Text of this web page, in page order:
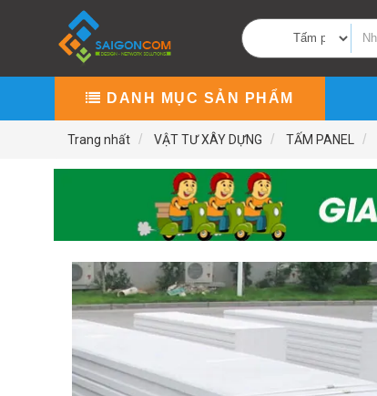
DANH MỤC SẢN PHẨM
Trang nhất VẬT TƯ XÂY DỰNG TẤM PANEL